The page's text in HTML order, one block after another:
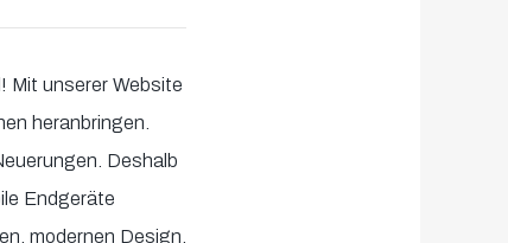
Mit unserer Website
heranbringen.
Deshalb
Endgeräte
modernen Design,